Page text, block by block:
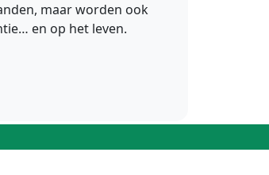
maar worden ook
en op het leven.